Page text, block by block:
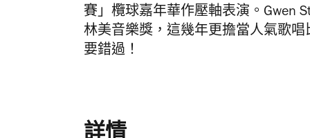
賽」欖球嘉年華作壓軸表演。Gwen
林美音樂獎，這幾年更擔當人氣歌唱
要錯過！